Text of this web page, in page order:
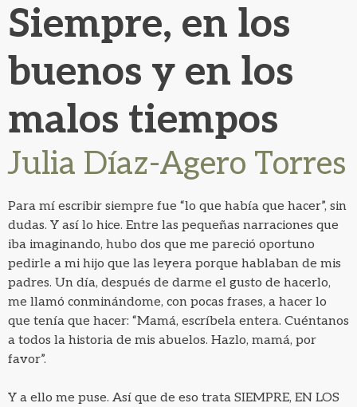
Siempre, en los
buenos y en los
malos tiempos
Julia Díaz-Agero Torres
Para mí escribir siempre fue “lo que había que hacer”, sin
dudas. Y así lo hice. Entre las pequeñas narraciones que
iba imaginando, hubo dos que me pareció oportuno
pedirle a mi hijo que las leyera porque hablaban de mis
padres. Un día, después de darme el gusto de hacerlo,
me llamó conminándome, con pocas frases, a hacer lo
que tenía que hacer: “Mamá, escríbela entera. Cuéntanos
a todos la historia de mis abuelos. Hazlo, mamá, por
favor”.
Y a ello me puse. Así que de eso trata SIEMPRE, EN LOS